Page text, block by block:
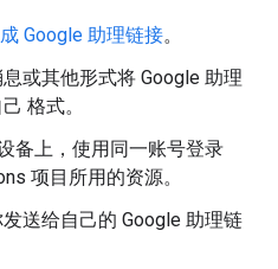
Google 助理链接。
或其他形式将 Google 助理
格式。
备上，使用同一账号登录
项目所用的资源。
送给自己的 Google 助理链